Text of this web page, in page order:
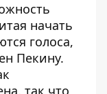
начать
голоса,
Пекину.